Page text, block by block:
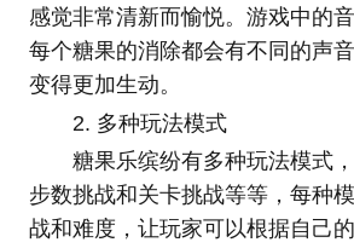
感觉非常清新而愉悦。游戏中的
每个糖果的消除都会有不同的声
变得更加生动。
2. 多种玩法模式
糖果乐缤纷有多种玩法模式
步数挑战和关卡挑战等等，每种
战和难度，让玩家可以根据自己